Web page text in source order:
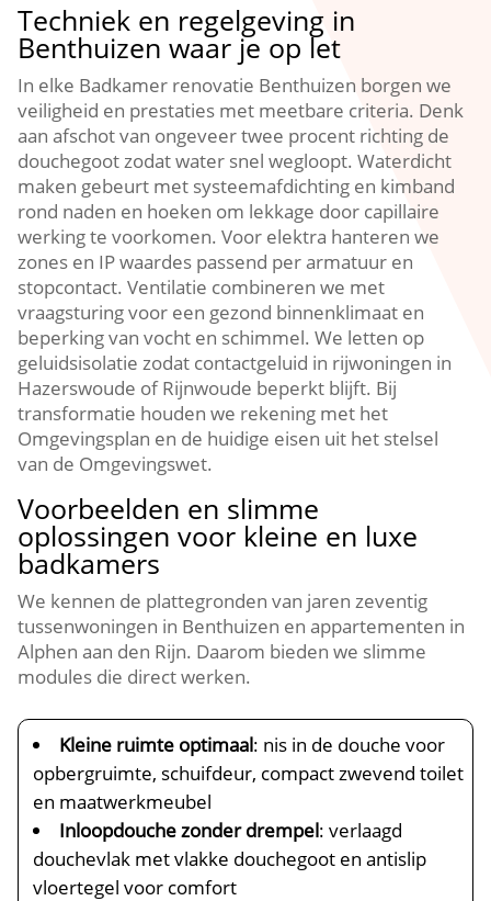
Techniek en regelgeving in
Benthuizen waar je op let
In elke Badkamer renovatie Benthuizen borgen we
veiligheid en prestaties met meetbare criteria.​ Denk
aan afschot van ongeveer twee procent richting de
douchegoot zodat water snel wegloopt.​ Waterdicht
maken gebeurt met systeemafdichting en kimband
rond naden en hoeken om lekkage door capillaire
werking te voorkomen.​ Voor elektra hanteren we
zones en IP waardes passend per armatuur en
stopcontact.​ Ventilatie combineren we met
vraagsturing voor een gezond binnenklimaat en
beperking van vocht en schimmel.​ We letten op
geluidsisolatie zodat contactgeluid in rijwoningen in
Hazerswoude of Rijnwoude beperkt blijft.​ Bij
transformatie houden we rekening met het
Omgevingsplan en de huidige eisen uit het stelsel
van de Omgevingswet.​
Voorbeelden en slimme
oplossingen voor kleine en luxe
badkamers
We kennen de plattegronden van jaren zeventig
tussenwoningen in Benthuizen en appartementen in
Alphen aan den Rijn.​ Daarom bieden we slimme
modules die direct werken.​
Kleine ruimte optimaal: nis in de douche voor
opbergruimte, schuifdeur, compact zwevend toilet
en maatwerkmeubel
Inloopdouche zonder drempel: verlaagd
douchevlak met vlakke douchegoot en antislip
vloertegel voor comfort